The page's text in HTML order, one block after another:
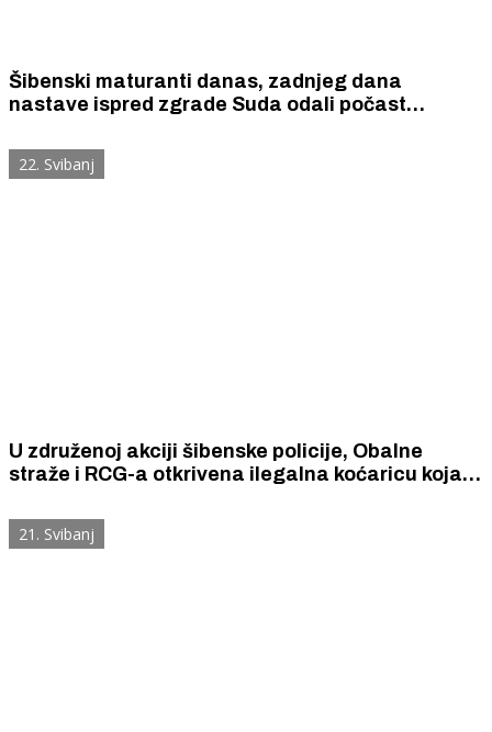
Šibenski maturanti danas, zadnjeg dana
nastave ispred zgrade Suda odali počast
22. Svibanj
U združenoj akciji šibenske policije, Obalne
straže i RCG-a otkrivena ilegalna koćaricu koja
praćenje ribarskih brodova
21. Svibanj